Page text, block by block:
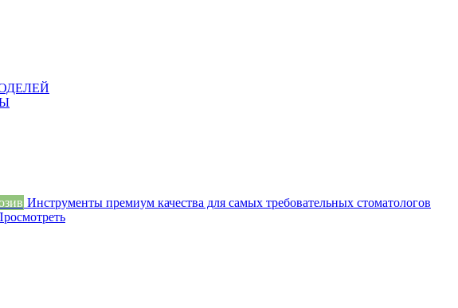
Инструменты премиум качества для самых требовательных стоматологов